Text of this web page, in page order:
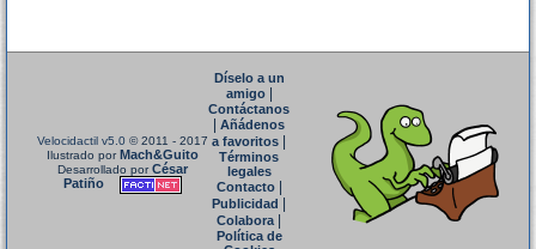
Velocidactil v5.0 © 2011 - 2017
Ilustrado porMach&Guito
Desarrollado porCésar
Patiño
Díselo a un
amigo|
Contáctanos
Añádenos
a favoritos
Términos
legales
Contacto|
Publicidad
Colabora|
Política de